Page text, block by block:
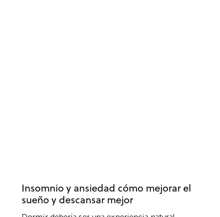
Insomnio y ansiedad cómo mejorar el
sueño y descansar mejor